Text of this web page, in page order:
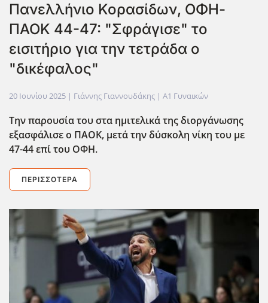
Πανελλήνιο Κορασίδων, ΟΦΗ-
ΠΑΟΚ 44-47: "Σφράγισε" το
εισιτήριο για την τετράδα ο
"δικέφαλος"
20 Ιουνίου 2025 | Γιάννης Γιαννουδάκης | Α1 Γυναικών
Την παρουσία του στα ημιτελικά της διοργάνωσης
εξασφάλισε ο ΠΑΟΚ, μετά την δύσκολη νίκη του με
47-44 επί του ΟΦΗ.
ΠΕΡΙΣΣΌΤΕΡΑ